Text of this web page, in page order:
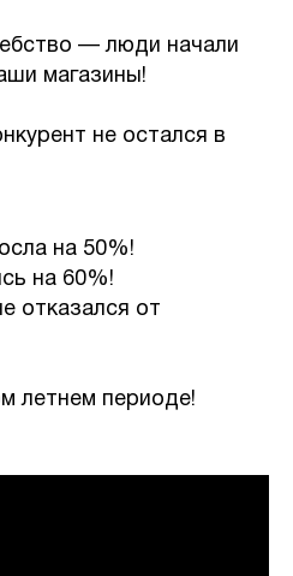
— люди начали
магазины!
не остался в
на 50%!
на 60%!
отказался от
летнем периоде!